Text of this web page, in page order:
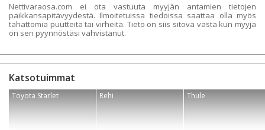
Nettivaraosa.com ei ota vastuuta myyjän antamien tietojen
paikkansapitävyydestä. Ilmoitetuissa tiedoissa saattaa olla myös
tahattomia puutteita tai virheitä. Tieto on siis sitova vasta kun myyjä
on sen pyynnöstäsi vahvistanut.
Katsotuimmat
Toyota Starlet Rehi Thule